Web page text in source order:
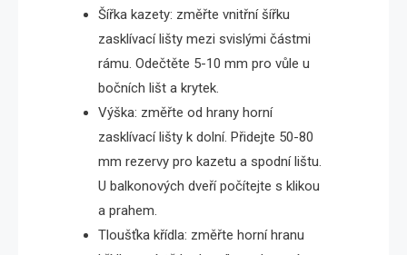
Šířka kazety: změřte vnitřní šířku
zasklívací lišty mezi svislými částmi
rámu. Odečtěte 5-10 mm pro vůle u
bočních lišt a krytek.
Výška: změřte od hrany horní
zasklívací lišty k dolní. Přidejte 50-80
mm rezervy pro kazetu a spodní lištu.
U balkonových dveří počítejte s klikou
a prahem.
Tloušťka křídla: změřte horní hranu